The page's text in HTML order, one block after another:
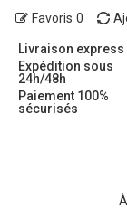
Favoris 0
Livraison express
Expédition sous
24h/48h
Paiement 100%
sécurisés